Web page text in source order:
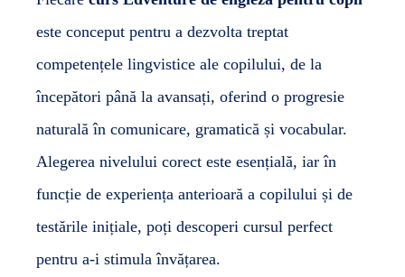
este conceput pentru a dezvolta treptat
competențele lingvistice ale copilului, de la
începători până la avansați, oferind o progresie
naturală în comunicare, gramatică și vocabular.
Alegerea nivelului corect este esențială, iar în
funcție de experiența anterioară a copilului și de
testările inițiale, poți descoperi cursul perfect
pentru a-i stimula învățarea.